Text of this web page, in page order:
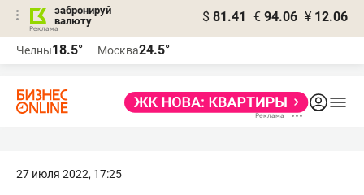
забронируй
валюту
$ 81.41 € 94.06 ¥ 12.06
Челны18.5° Москва24.5°
27 июля 2022, 17:25